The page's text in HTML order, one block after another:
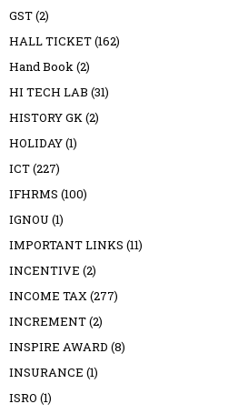
GST(2)
HALL TICKET(162)
Hand Book(2)
HI TECH LAB (31)
HISTORY GK(2)
HOLIDAY(1)
ICT(227)
IFHRMS (100)
IGNOU (1)
IMPORTANT LINKS (11)
INCENTIVE (2)
INCOME TAX(277)
INCREMENT(2)
INSPIRE AWARD (8)
INSURANCE (1)
ISRO (1)